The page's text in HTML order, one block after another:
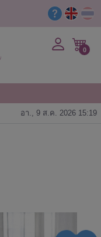
0
อา., 9 ส.ค. 2026 15:19